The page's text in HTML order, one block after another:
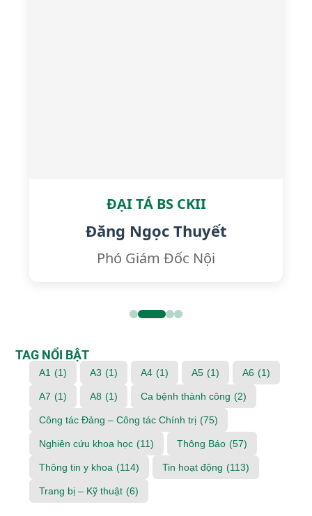
ĐẠI TÁ BS CKII
Đăng Ngọc Thuyết
Phó Giám Đốc Nội
TAG NỔI BẬT
A1 (1) A3 (1) A4 (1) A5 (1) A6 (1)
A7 (1) A8 (1) Ca bệnh thành công (2)
Công tác Đảng – Công tác Chính trị (75)
Nghiên cứu khoa học (11) Thông Báo (57)
Thông tin y khoa (114) Tin hoạt động (113)
Trang bị – Kỹ thuật (6)